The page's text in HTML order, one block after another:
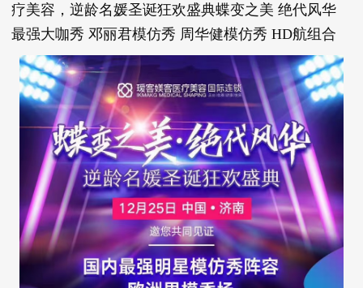
疗美容，逆龄名媛圣诞狂欢盛典蝶变之美 绝代风华
最强大咖秀 邓丽君模仿秀 周华健模仿秀 HD航组合